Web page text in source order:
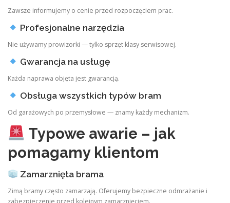
Zawsze informujemy o cenie przed rozpoczęciem prac.
Profesjonalne narzędzia
Nie używamy prowizorki — tylko sprzęt klasy serwisowej.
Gwarancja na usługę
Każda naprawa objęta jest gwarancją.
Obsługa wszystkich typów bram
Od garażowych po przemysłowe — znamy każdy mechanizm.
Typowe awarie – jak
pomagamy klientom
Zamarznięta brama
Zimą bramy często zamarzają. Oferujemy bezpieczne odmrażanie i
zabezpieczenie przed kolejnym zamarznięciem.